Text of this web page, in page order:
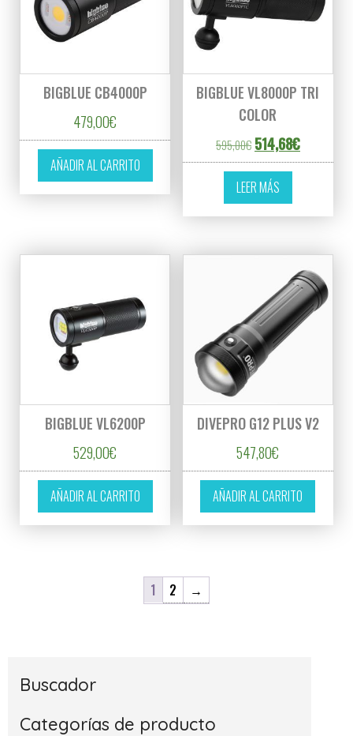
BIGBLUE CB4000P
479,00€
AÑADIR AL CARRITO
BIGBLUE VL8000P TRI
COLOR
595,00€ El precio original
514,68€El precio
LEER MÁS
BIGBLUE VL6200P
529,00€
AÑADIR AL CARRITO
DIVEPRO G12 PLUS V2
547,80€
AÑADIR AL CARRITO
1 2 →
Buscador
Categorías de producto